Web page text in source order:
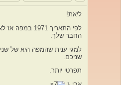
ליאת!
לפי התאריך
החבר שלך.
למגי ענית שהמפה היא של
שניכם.
תפרטי יותר.